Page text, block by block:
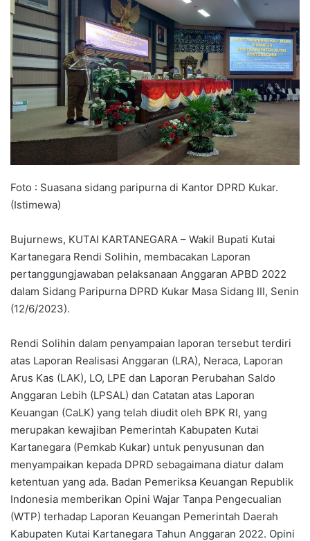
Foto : Suasana sidang paripurna di Kantor DPRD Kukar.
(Istimewa)
Bujurnews, KUTAI KARTANEGARA – Wakil Bupati Kutai
Kartanegara Rendi Solihin, membacakan Laporan
pertanggungjawaban pelaksanaan Anggaran APBD 2022
dalam Sidang Paripurna DPRD Kukar Masa Sidang III, Senin
(12/6/2023).
Rendi Solihin dalam penyampaian laporan tersebut terdiri
atas Laporan Realisasi Anggaran (LRA), Neraca, Laporan
Arus Kas (LAK), LO, LPE dan Laporan Perubahan Saldo
Anggaran Lebih (LPSAL) dan Catatan atas Laporan
Keuangan (CaLK) yang telah diudit oleh BPK RI, yang
merupakan kewajiban Pemerintah Kabupaten Kutai
Kartanegara (Pemkab Kukar) untuk penyusunan dan
menyampaikan kepada DPRD sebagaimana diatur dalam
ketentuan yang ada. Badan Pemeriksa Keuangan Republik
Indonesia memberikan Opini Wajar Tanpa Pengecualian
(WTP) terhadap Laporan Keuangan Pemerintah Daerah
Kabupaten Kutai Kartanegara Tahun Anggaran 2022. Opini